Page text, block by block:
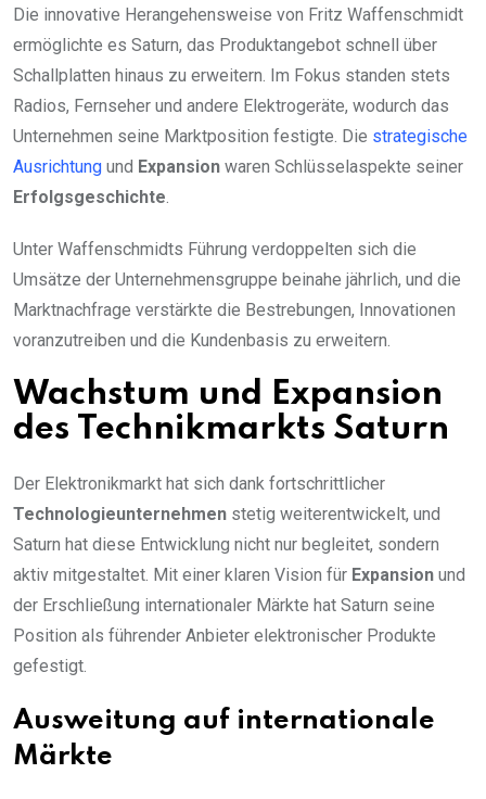
Die innovative Herangehensweise von Fritz Waffenschmidt
ermöglichte es Saturn, das Produktangebot schnell über
Schallplatten hinaus zu erweitern. Im Fokus standen stets
Radios, Fernseher und andere Elektrogeräte, wodurch das
Unternehmen seine Marktposition festigte. Die strategische
Ausrichtung und Expansion waren Schlüsselaspekte seiner
Erfolgsgeschichte
Unter Waffenschmidts Führung verdoppelten sich die
Umsätze der Unternehmensgruppe beinahe jährlich, und die
Marktnachfrage verstärkte die Bestrebungen, Innovationen
voranzutreiben und die Kundenbasis zu erweitern.
Wachstum und Expansion
des Technikmarkts Saturn
Der Elektronikmarkt hat sich dank fortschrittlicher
Technologieunternehmen stetig weiterentwickelt, und
Saturn hat diese Entwicklung nicht nur begleitet, sondern
aktiv mitgestaltet. Mit einer klaren Vision für Expansion und
der Erschließung internationaler Märkte hat Saturn seine
Position als führender Anbieter elektronischer Produkte
gefestigt.
Ausweitung auf internationale
Märkte